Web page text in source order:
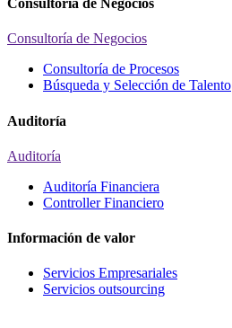
Consultoría de Negocios
Consultoría de Negocios
Consultoría de Procesos
Búsqueda y Selección de Talento
Auditoría
Auditoría
Auditoría Financiera
Controller Financiero
Información de valor
Servicios Empresariales
Servicios outsourcing